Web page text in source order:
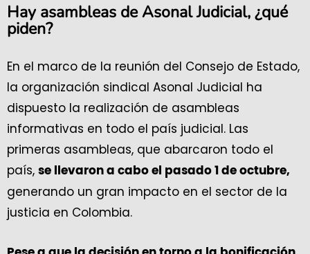
Hay asambleas de Asonal Judicial, ¿qué
piden?
En el marco de la reunión del Consejo de Estado,
la organización sindical Asonal Judicial ha
dispuesto la realización de asambleas
informativas en todo el país judicial. Las
primeras asambleas, que abarcaron todo el
país, se llevaron a cabo el pasado 1 de octubre,
generando un gran impacto en el sector de la
justicia en Colombia.